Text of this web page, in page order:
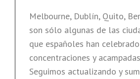
Melbourne, Dublín, Quito,
son sólo algunas de las
que españoles han celebrado
concentraciones y
Seguimos actualizando y